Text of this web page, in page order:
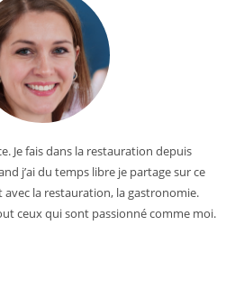
Je fais dans la restauration depuis
j’ai du temps libre je partage sur ce
la restauration, la gastronomie.
ceux qui sont passionné comme moi.